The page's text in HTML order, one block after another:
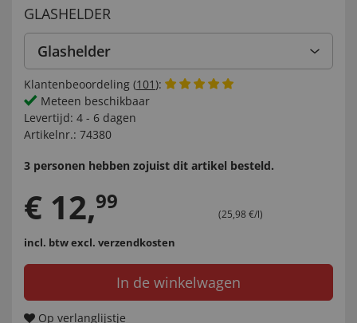
GLASHELDER
Glashelder
Klantenbeoordeling (101):
Meteen beschikbaar
Levertijd: 4 - 6 dagen
Artikelnr.: 74380
3 personen hebben zojuist dit artikel besteld.
€ 12,99
(25,98 €/l)
incl. btwexcl. verzendkosten
In de winkelwagen
Op verlanglijstje